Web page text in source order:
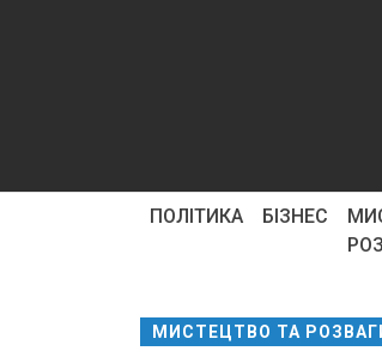
ПОЛІТИКА БІЗНЕС
МИСТЕЦТВО ТА